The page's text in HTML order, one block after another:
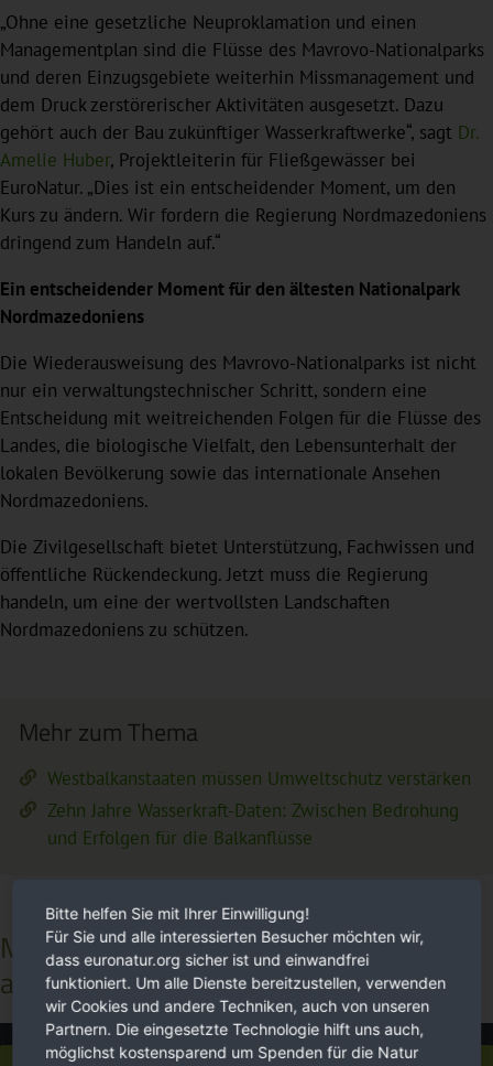
„Ohne eine gesetzliche Neuproklamation und einen
Managementplan sind die Flüsse des Mavrovo-Nationalparks
und deren Einzugsgebiete weiterhin Missmanagement und
dem Druck zerstörerischer Aktivitäten ausgesetzt. Dazu
gehört auch der Bau zukünftiger Wasserkraftwerke“, sagt Dr.
Amelie Huber, Projektleiterin für Fließgewässer bei
EuroNatur. „Dies ist ein entscheidender Moment, um den
Kurs zu ändern. Wir fordern die Regierung Nordmazedoniens
dringend zum Handeln auf.“
Ein entscheidender Moment für den ältesten Nationalpark
Nordmazedoniens
Die Wiederausweisung des Mavrovo-Nationalparks ist nicht
nur ein verwaltungstechnischer Schritt, sondern eine
Entscheidung mit weitreichenden Folgen für die Flüsse des
Landes, die biologische Vielfalt, den Lebensunterhalt der
lokalen Bevölkerung sowie das internationale Ansehen
Nordmazedoniens.
Die Zivilgesellschaft bietet Unterstützung, Fachwissen und
öffentliche Rückendeckung. Jetzt muss die Regierung
handeln, um eine der wertvollsten Landschaften
Nordmazedoniens zu schützen.
Mehr zum Thema
Westbalkanstaaten müssen Umweltschutz verstärken
Zehn Jahre Wasserkraft-Daten: Zwischen Bedrohung
und Erfolgen für die Balkanflüsse
Mitmachen und dabei sein - werden Sie
aktiv
Bitte helfen Sie mit Ihrer Einwilligung!
Für Sie und alle interessierten Besucher möchten wir,
dass euronatur.org sicher ist und einwandfrei
funktioniert. Um alle Dienste bereitzustellen, verwenden
wir Cookies und andere Techniken, auch von unseren
Partnern. Die eingesetzte Technologie hilft uns auch,
möglichst kostensparend um Spenden für die Natur